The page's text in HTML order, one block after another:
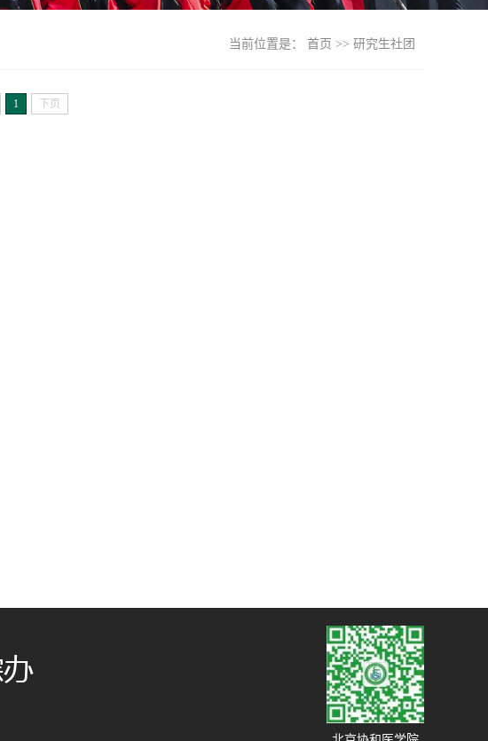
当前位置是： 首页 >> 研究生社团
1 下页